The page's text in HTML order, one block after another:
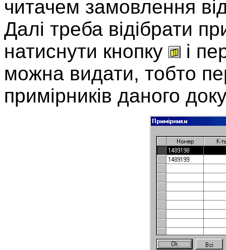
читачем замовлення
Далі треба відібрати
натиснути кнопку
і
можна видати, тобто
примірників даного